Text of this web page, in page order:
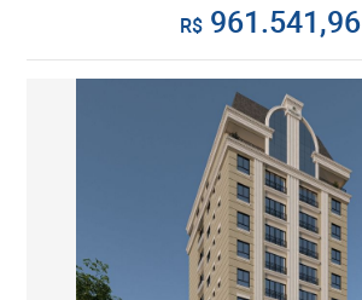
R$ 961.541,96